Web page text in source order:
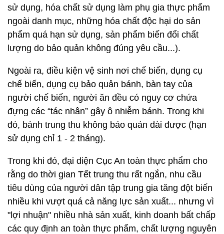
sử dụng, hóa chất sử dụng làm phụ gia thực phẩm
ngoài danh mục, những hóa chất độc hại do sản
phẩm quá hạn sử dụng, sản phẩm biến đổi chất
lượng do bảo quản không đúng yêu cầu...).
Ngoài ra, điều kiện vệ sinh nơi chế biến, dụng cụ
chế biến, dụng cụ bảo quản bánh, bàn tay của
người chế biến, người ăn đều có nguy cơ chứa
đựng các “tác nhân” gây ô nhiễm bánh. Trong khi
đó, bánh trung thu không bảo quản dài được (hạn
sử dụng chỉ 1 - 2 tháng).
Trong khi đó, đại diện Cục An toàn thực phẩm cho
rằng do thời gian Tết trung thu rất ngắn, nhu cầu
tiêu dùng của người dân tập trung gia tăng đột biến
nhiều khi vượt quá cả năng lực sản xuất... nhưng vì
"lợi nhuận" nhiều nhà sản xuất, kinh doanh bất chấp
các quy định an toàn thực phẩm, chất lượng nguyên